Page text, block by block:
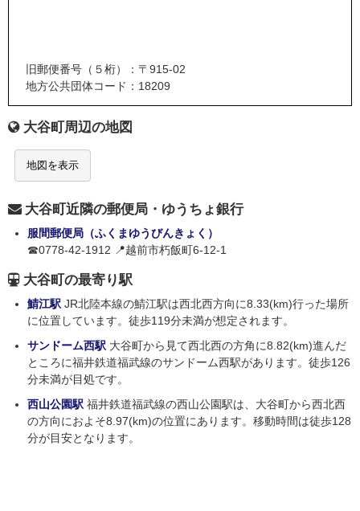
旧郵便番号（５桁）：〒915-02
地方公共団体コード：18209
大谷町周辺の地図
地図を表示
大谷町近隣の郵便局・ゆうちょ銀行
服間郵便局（ふくまゆうびんきょく）
☎0778-42-1912 📍越前市朽飯町6-12-1
大谷町の最寄り駅
鯖江駅 JR北陸本線の鯖江駅は西北西方向に8.33(km)行った場所
に位置しています。徒歩119分未満が想定されます。
サンドーム西駅 大谷町から見て西北西の方角に8.82(km)進んだ
ところに福井鉄道福武線のサンドーム西駅があります。徒歩126
分未満が目処です。
西山公園駅 福井鉄道福武線の西山公園駅は、大谷町から西北西
の方向におよそ8.97(km)の位置にあります。移動時間は徒歩128
分が目安となります。